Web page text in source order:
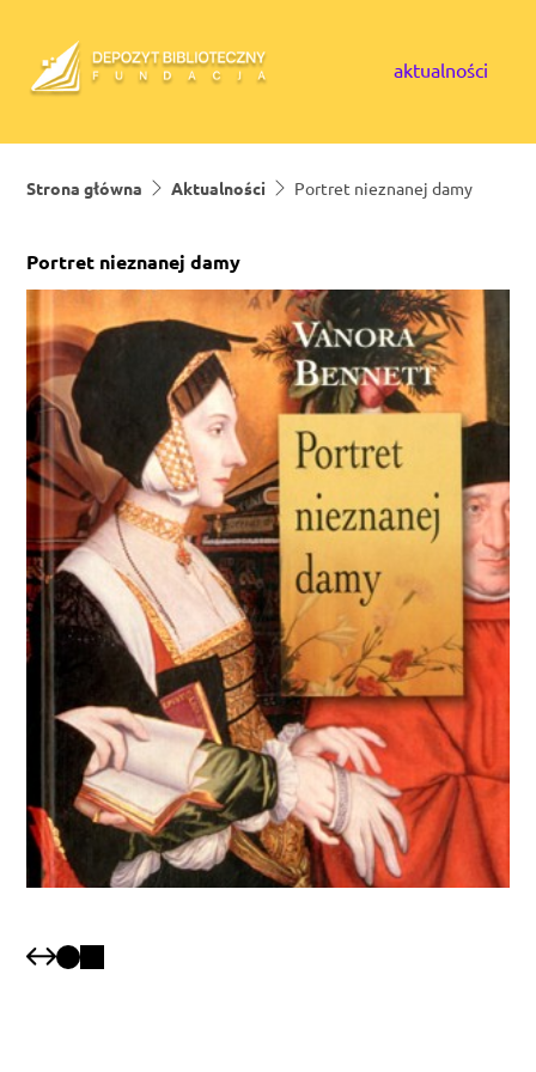
aktualności
Strona główna Aktualności Portret nieznanej damy
Portret nieznanej damy